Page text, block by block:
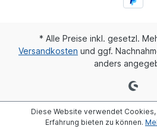
* Alle Preise inkl. gesetzl.
Versandkosten und ggf.
anders
Diese Website verwendet
Erfahrung bieten zu können.